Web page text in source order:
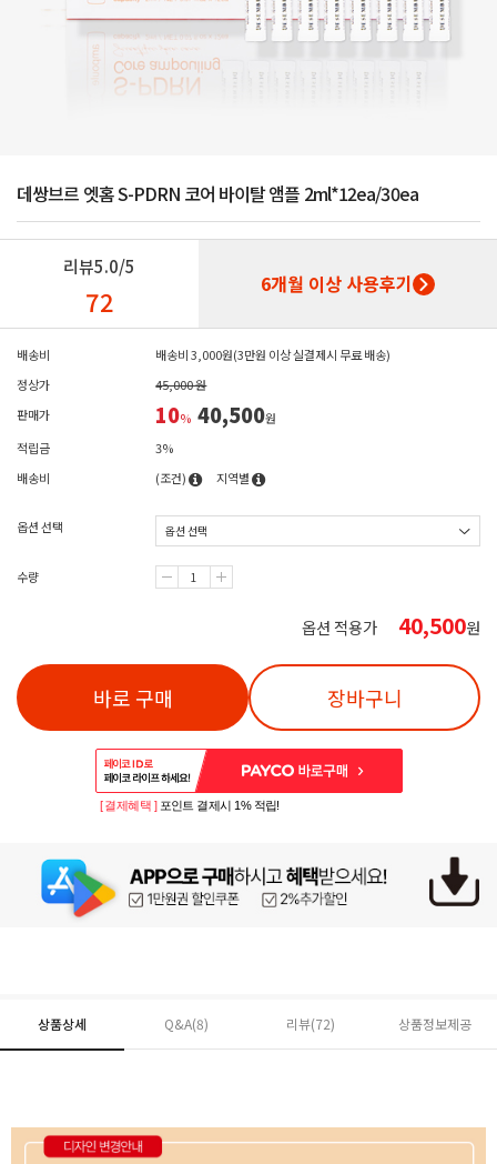
데쌍브르 엣홈 S-PDRN 코어 바이탈 앰플 2ml*12ea/30ea
리뷰5.0/5
72 6개월 이상 사용후기
배송비
배송비 3,000원(3만원 이상 실결제시 무료 배송)
정상가
45,000 원
판매가
10% 40,500원
적립금
3%
배송비
(조건) 지역별
옵션 선택
수량
옵션 적용가 40,500원
바로 구매 장바구니
[ 결제혜택 ] 포인트 결제시 1% 적립!
상품상세 Q&A(8) 리뷰(72) 상품정보제공